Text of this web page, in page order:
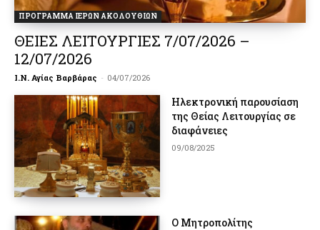
ΠΡΟΓΡΑΜΜΑ ΙΕΡΩΝ ΑΚΟΛΟΥΘΙΩΝ
ΘΕΙΕΣ ΛΕΙΤΟΥΡΓΙΕΣ 7/07/2026 –
12/07/2026
Ι.Ν. Αγίας Βαρβάρας - 04/07/2026
Ηλεκτρονική παρουσίαση
της Θείας Λειτουργίας σε
διαφάνειες
09/08/2025
Ο Μητροπολίτης